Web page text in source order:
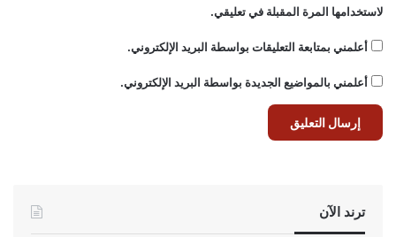
لاستخدامها المرة المقبلة في تعليقي.
أعلمني بمتابعة التعليقات بواسطة البريد الإلكتروني.
أعلمني بالمواضيع الجديدة بواسطة البريد الإلكتروني.
ترند الآن